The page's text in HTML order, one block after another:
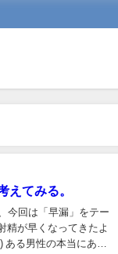
えてみる。
今回は「早漏」をテー
精が早くなってきたよ
ある男性の本当にあ